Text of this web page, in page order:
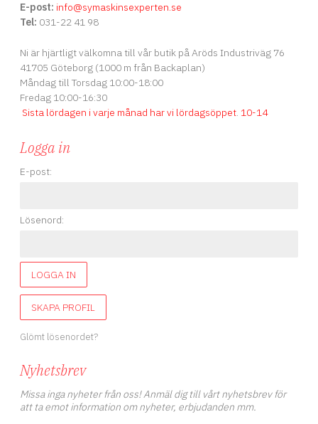
E-post: info@symaskinsexperten.se
Tel: 031-22 41 98
Ni är hjärtligt välkomna till vår butik på Aröds Industriväg 76
41705 Göteborg (1000 m från Backaplan)
Måndag till Torsdag 10:00-18:00
Fredag 10:00-16:30
Sista lördagen i varje månad har vi lördagsöppet. 10-14
Logga in
E-post:
Lösenord:
LOGGA IN
SKAPA PROFIL
Glömt lösenordet?
Nyhetsbrev
Missa inga nyheter från oss! Anmäl dig till vårt nyhetsbrev för
att ta emot information om nyheter, erbjudanden mm.